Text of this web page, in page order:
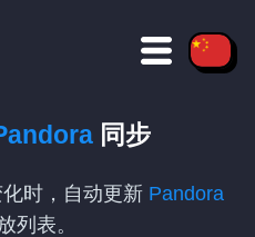
同步
时，自动更新 Pandora
列表。